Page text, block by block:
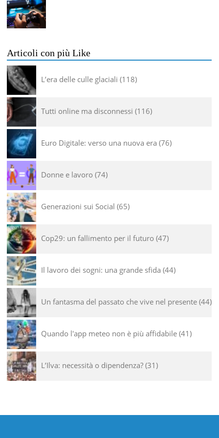
Articoli con più Like
L’era delle culle glaciali 118
Tutti online ma disconnessi 116
Euro Digitale: verso una nuova era 76
Donne e lavoro 74
Generazioni sui Social 65
Cop29: un fallimento per il futuro 47
Il lavoro dei sogni: una grande sfida 44
Un fantasma del passato che vive nel presente 44
Quando l'app meteo non è più affidabile 41
L’Ilva: necessità o dipendenza? 31